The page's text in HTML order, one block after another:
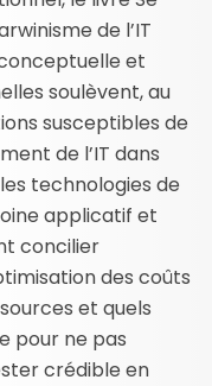
de l’IT
et
soulèvent, au
susceptibles de
de l’IT dans
technologies de
applicatif et
concilier
des coûts
et quels
pour ne pas
crédible en